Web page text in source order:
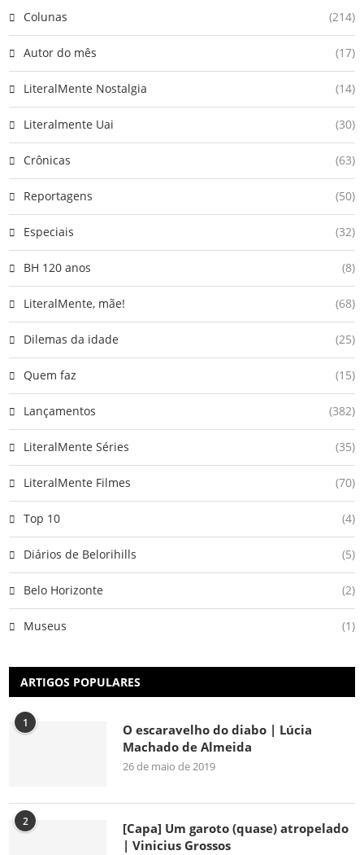
Colunas (214)
Autor do mês (17)
LiteralMente Nostalgia (14)
Literalmente Uai (30)
Crônicas (63)
Reportagens (50)
Especiais (32)
BH 120 anos (8)
LiteralMente, mãe! (68)
Dilemas da idade (25)
Quem faz (15)
Lançamentos (382)
LiteralMente Séries (35)
LiteralMente Filmes (70)
Top 10 (4)
Diários de Belorihills (5)
Belo Horizonte (2)
Museus (1)
ARTIGOS POPULARES
1
O escaravelho do diabo | Lúcia
Machado de Almeida
26 de maio de 2019
2
[Capa] Um garoto (quase) atropelado
| Vinicius Grossos